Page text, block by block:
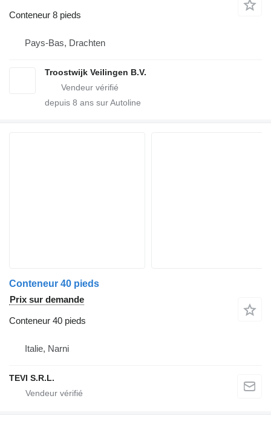
Conteneur 8 pieds
Pays-Bas, Drachten
Troostwijk Veilingen B.V.
depuis 8 ans sur Autoline
Conteneur 40 pieds
Prix sur demande
Conteneur 40 pieds
Italie, Narni
TEVI S.R.L.